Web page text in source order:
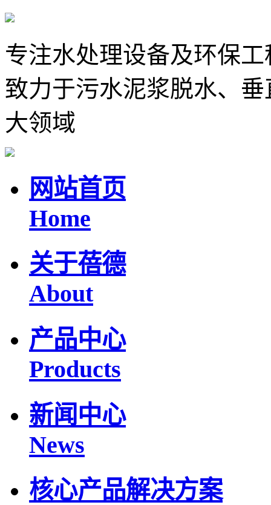
专注水处理设备及环保工
致力于污水泥浆脱水、
大领域
网站首页
Home
关于蓓德
About
产品中心
Products
新闻中心
News
核心产品解决方案